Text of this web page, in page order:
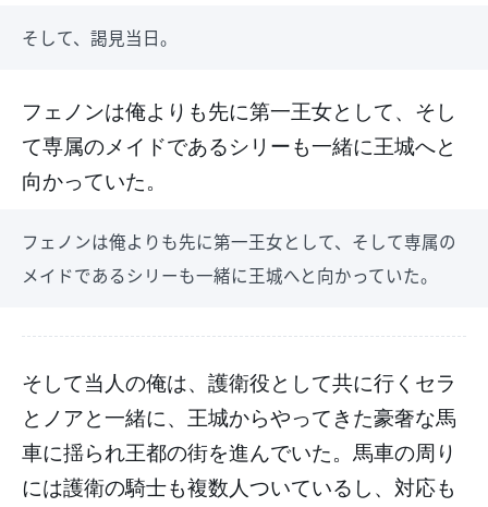
そして、謁見当日。
フェノンは俺よりも先に第一王女として、そし
て専属のメイドであるシリーも一緒に王城へと
向かっていた。
フェノンは俺よりも先に第一王女として、そして専属の
メイドであるシリーも一緒に王城へと向かっていた。
そして当人の俺は、護衛役として共に行くセラ
とノアと一緒に、王城からやってきた豪奢な馬
車に揺られ王都の街を進んでいた。馬車の周り
には護衛の騎士も複数人ついているし、対応も